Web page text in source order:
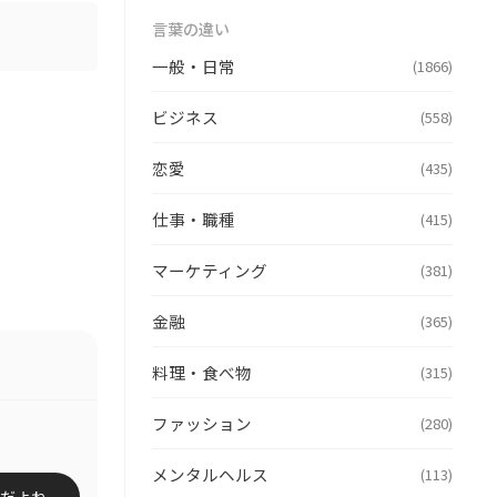
言葉の違い
一般・日常 (1866)
ビジネス (558)
恋愛 (435)
仕事・職種 (415)
マーケティング (381)
金融 (365)
料理・食べ物 (315)
ファッション (280)
メンタルヘルス (113)